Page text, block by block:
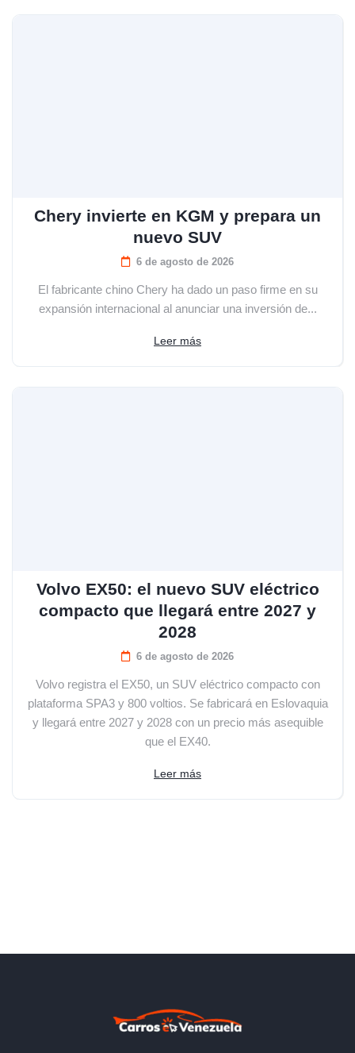
Chery invierte en KGM y prepara un
nuevo SUV
6 de agosto de 2026
El fabricante chino Chery ha dado un paso firme en su
expansión internacional al anunciar una inversión de...
Leer más
Volvo EX50: el nuevo SUV eléctrico
compacto que llegará entre 2027 y
2028
6 de agosto de 2026
Volvo registra el EX50, un SUV eléctrico compacto con
plataforma SPA3 y 800 voltios. Se fabricará en Eslovaquia
y llegará entre 2027 y 2028 con un precio más asequible
que el EX40.
Leer más